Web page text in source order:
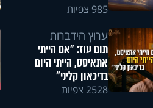
985 צפיות
ערוץ הידברות
תום עוז: "אם הייתי
אתאיסט, הייתי היום
בדיכאון קליני"
2528 צפיות